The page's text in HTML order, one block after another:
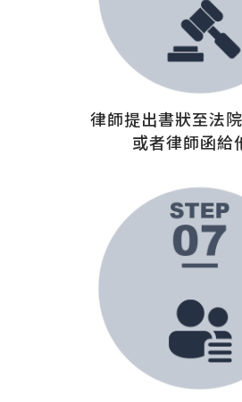
律師提出書狀至法
或者律師函給